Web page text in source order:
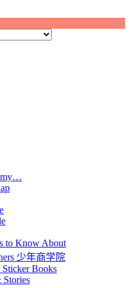
my…
to Know About
少年商学院
Books
Stories